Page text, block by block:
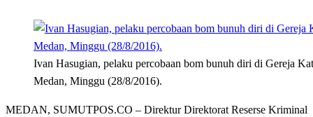
Ivan Hasugian, pelaku percobaan bom bunuh diri di Gereja
Medan, Minggu (28/8/2016).
MEDAN, SUMUTPOS.CO – Direktur Direktorat Reserse Kriminal